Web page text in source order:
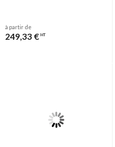
à partir de
249,33 € HT